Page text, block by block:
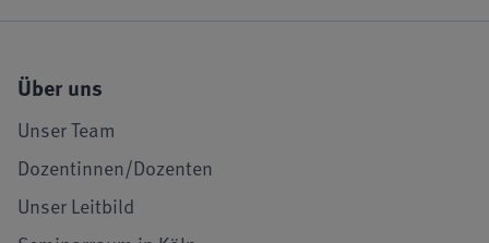
Über uns
Unser Team
Dozentinnen/Dozenten
Unser Leitbild